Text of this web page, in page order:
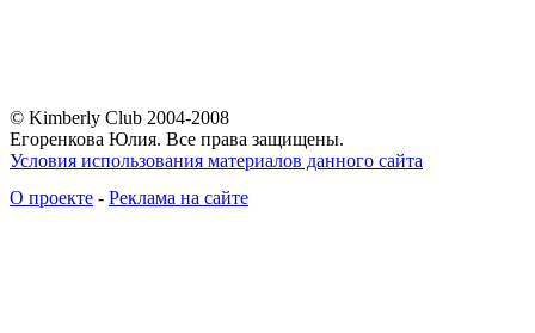
© Kimberly Club 2004-2008
Егоренкова Юлия. Все права защищены.
Условия использования материалов данного сайта
О проекте - Реклама на сайте